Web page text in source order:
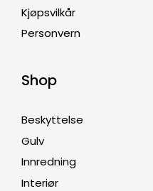
Kjøpsvilkår
Personvern
Shop
Beskyttelse
Gulv
Innredning
Interiør